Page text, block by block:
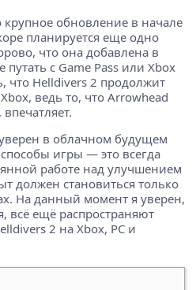
обновление в начале
планируется еще одно
что она добавлена в
путать с Game Pass или Xbox
что Helldivers 2 продолжит
ведь то, что Arrowhead
в облачном будущем
игры — это всегда
работе над улучшением
должен становиться только
На данный момент я уверен,
всё ещё распространяют
2 на Xbox, PC и